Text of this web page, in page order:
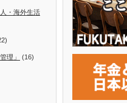
・海外生活
理」 (16)